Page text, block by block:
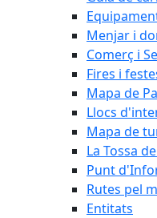
Menjar i
Comerç i
Fires i
Mapa de
Llocs
Mapa de
La Tossa
Punt
Rutes pel
Entitats